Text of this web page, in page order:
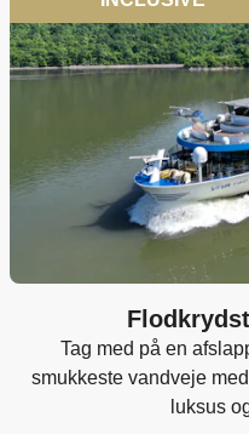
Tag med på en
smukkeste vandveje
luksus